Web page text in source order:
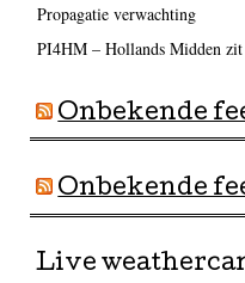
Propagatie verwachting
PI4HM – Hollands Midden
Onbekende
Onbekende
Live